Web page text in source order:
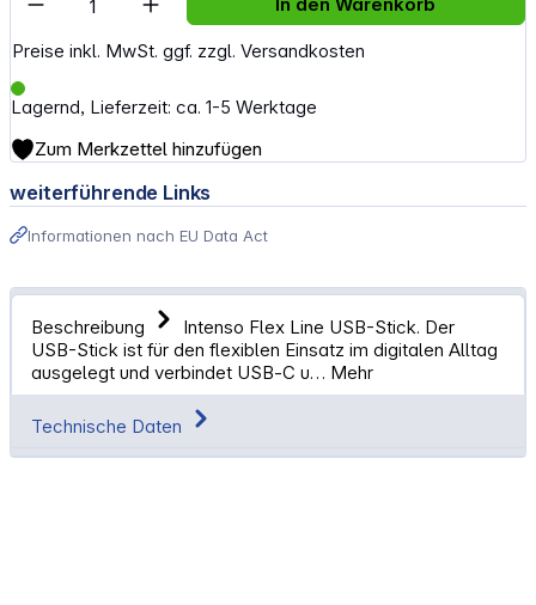
Preise inkl. MwSt. ggf. zzgl. Versandkosten
Lagernd, Lieferzeit: ca. 1-5 Werktage
Zum Merkzettel hinzufügen
weiterführende Links
Informationen nach EU Data Act
Beschreibung
Intenso Flex Line USB-Stick. Der
USB-Stick ist für den flexiblen Einsatz im digitalen Alltag
ausgelegt und verbindet USB‑C u… Mehr
Technische Daten